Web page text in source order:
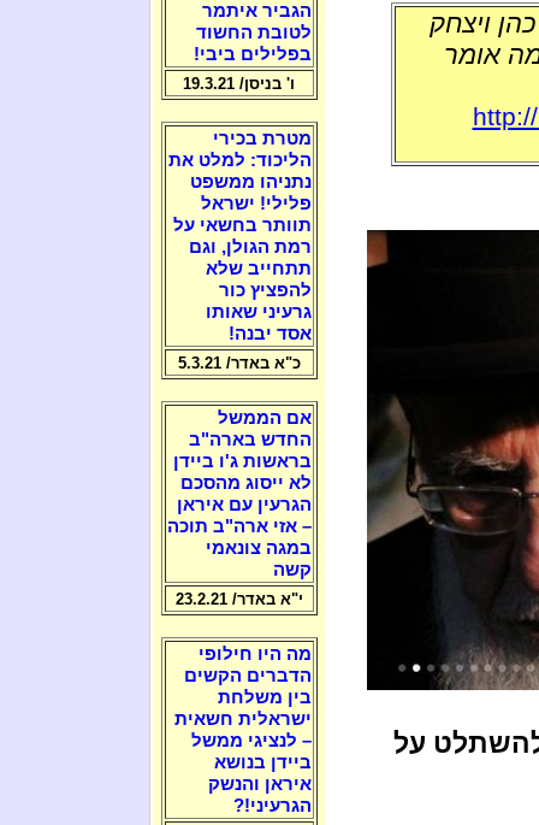
ויצחק
אומר
להשתלט על
הגביר איתמר
לטובת החשוד
בפלילים ביבי!
ו' בניסן/ 19.3.21
מטרת בכירי
הליכוד: למלט את
נתניהו ממשפט
פלילי! ישראל
תוותר בחשאי על
רמת הגולן, וגם
תתחייב שלא
להפציץ כור
גרעיני שאותו
אסד יבנה!
כ"א באדר/ 5.3.21
אם הממשל
החדש בארה"ב
בראשות ג'ו ביידן
לא ייסוג מהסכם
הגרעין עם איראן
– אזי ארה"ב תוכה
במגה צונאמי
קשה
י"א באדר/ 23.2.21
מה היו חילופי
הדברים הקשים
בין משלחת
ישראלית חשאית
– לנציגי ממשל
ביידן בנושא
איראן והנשק
הגרעיני!?